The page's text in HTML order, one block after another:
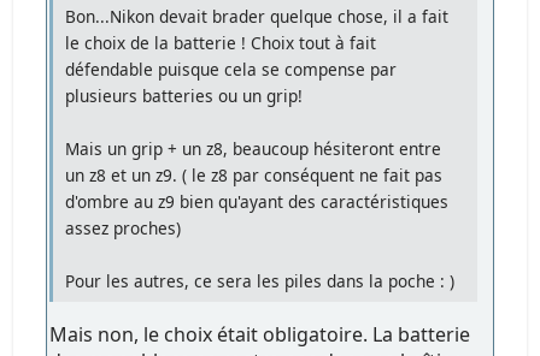
Bon...Nikon devait brader quelque chose, il a fait
le choix de la batterie ! Choix tout à fait
défendable puisque cela se compense par
plusieurs batteries ou un grip!
Mais un grip + un z8, beaucoup hésiteront entre
un z8 et un z9. ( le z8 par conséquent ne fait pas
d'ombre au z9 bien qu'ayant des caractéristiques
assez proches)
Pour les autres, ce sera les piles dans la poche : )
Mais non, le choix était obligatoire. La batterie